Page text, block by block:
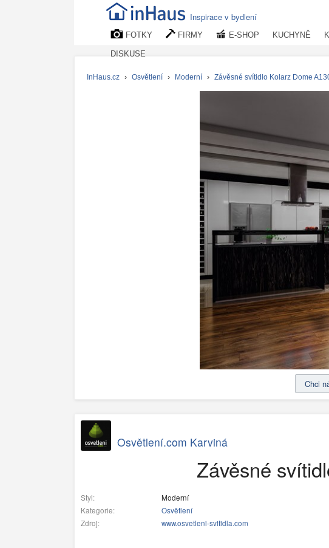
Inspirace v bydlení
FOTKY FIRMY E-SHOP KUCHYNĚ
DISKUSE
InHaus.cz › Osvětlení › Moderní › Závěsné svítidlo Kolarz Dome
Chci
Osvětlení.com Karviná
Závěsné
Styl:
Moderní
Kategorie:
Osvětlení
Zdroj:
www.osvetleni-svitidla.com